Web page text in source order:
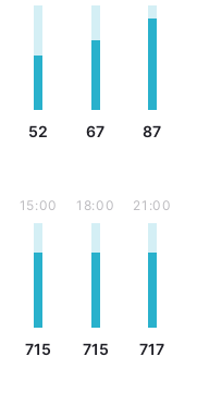
52 67 87
15:00
715
18:00
715
21:00
717